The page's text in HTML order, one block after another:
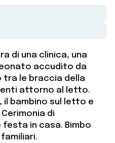
di una clinica, una
accudito da
tra le braccia della
attorno al letto.
bambino sul letto e
di
in casa. Bimbo